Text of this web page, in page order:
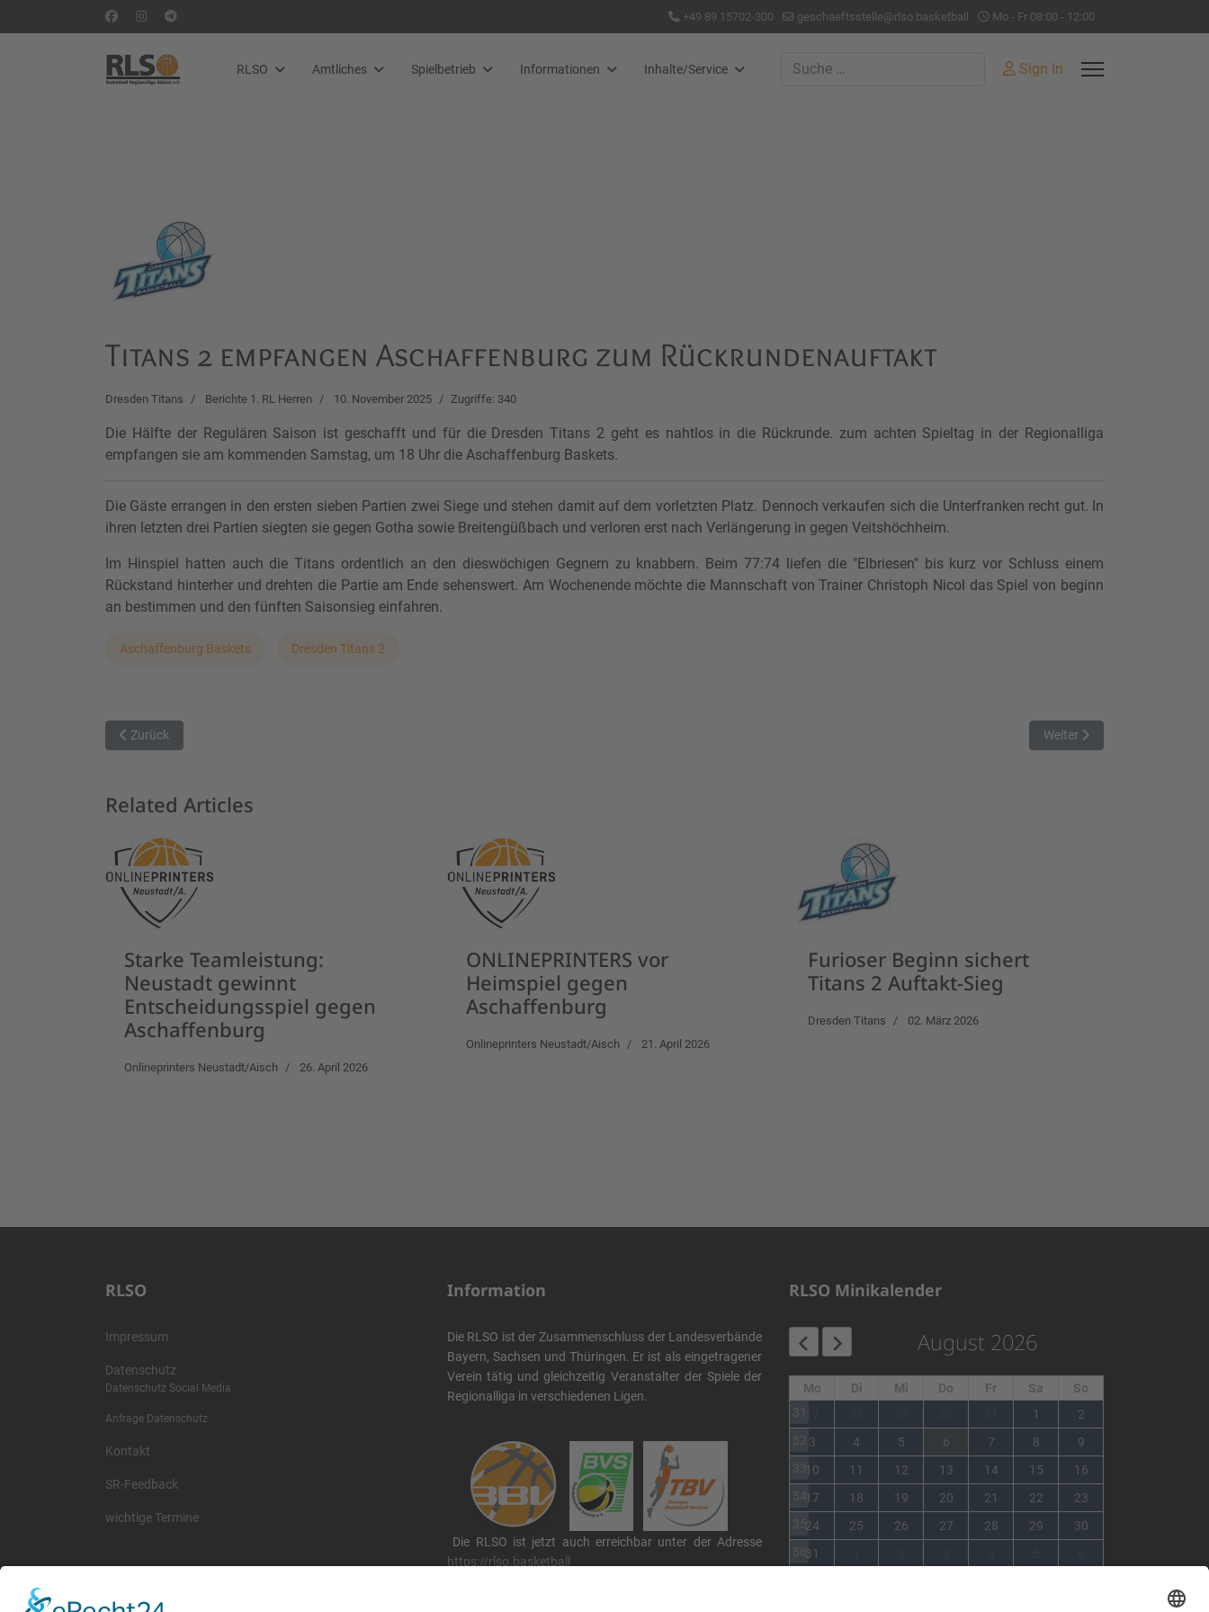
+49 89 15702-300 geschaeftsstelle@rlso.basketball Mo - Fr 08:00 - 12:00
RLSO Amtliches Spielbetrieb Informationen Inhalte/Service Suchen Sign In
Titans 2 empfangen Aschaffenburg zum Rückrundenauftakt
Dresden Titans Berichte 1. RL Herren 10. November 2025 Zugriffe: 340
Die Hälfte der Regulären Saison ist geschafft und für die Dresden Titans 2 geht es nahtlos in die Rückrunde. zum achten Spieltag in der Regionalliga
empfangen sie am kommenden Samstag, um 18 Uhr die Aschaffenburg Baskets.
Die Gäste errangen in den ersten sieben Partien zwei Siege und stehen damit auf dem vorletzten Platz. Dennoch verkaufen sich die Unterfranken recht gut. In
ihren letzten drei Partien siegten sie gegen Gotha sowie Breitengüßbach und verloren erst nach Verlängerung in gegen Veitshöchheim.
Im Hinspiel hatten auch die Titans ordentlich an den dieswöchigen Gegnern zu knabbern. Beim 77:74 liefen die "Elbriesen" bis kurz vor Schluss einem
Rückstand hinterher und drehten die Partie am Ende sehenswert. Am Wochenende möchte die Mannschaft von Trainer Christoph Nicol das Spiel von beginn
an bestimmen und den fünften Saisonsieg einfahren.
Aschaffenburg Baskets Dresden Titans 2
Vorheriger Beitrag: Befreiungsschlag nach 84:68-Heimsieg gegen Gotha
Zurück Nächster Beitrag: Titans
Weiter
Related Articles
Starke Teamleistung:
Neustadt gewinnt
Entscheidungsspiel gegen
Aschaffenburg
Onlineprinters Neustadt/Aisch 26. April 2026
ONLINEPRINTERS vor
Heimspiel gegen
Aschaffenburg
Onlineprinters Neustadt/Aisch 21. April 2026
Furioser Beginn sichert
Titans 2 Auftakt-Sieg
Dresden Titans 02. März 2026
RLSO
Impressum
Datenschutz
Datenschutz Social Media
Anfrage Datenschutz
Kontakt
SR-Feedback
wichtige Termine
Information
Die RLSO ist der Zusammenschluss der Landesverbände
Bayern, Sachsen und Thüringen. Er ist als eingetragener
Verein tätig und gleichzeitig Veranstalter der Spiele der
Regionalliga in verschiedenen Ligen.
Die RLSO ist jetzt auch erreichbar unter der Adresse
https://rlso.basketball
RLSO Minikalender
August 2026
Mo Di Mi Do Fr Sa
So
31
1
2
32 3 4 5 6 7 8
9
3310 11 12 13 14 15
16
3417 18 19 20 21 22
23
3524 25 26 27 28 29
30
3631